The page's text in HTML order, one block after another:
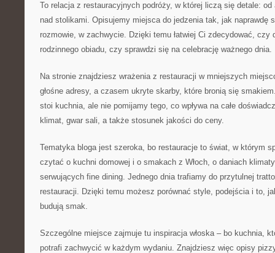
To relacja z restauracyjnych podróży, w której liczą się detale: od
nad stolikami. Opisujemy miejsca do jedzenia tak, jak naprawdę
rozmowie, w zachwycie. Dzięki temu łatwiej Ci zdecydować, czy
rodzinnego obiadu, czy sprawdzi się na celebrację ważnego dnia.
Na stronie znajdziesz wrażenia z restauracji w mniejszych
głośne adresy, a czasem ukryte skarby, które bronią się
stoi kuchnia, ale nie pomijamy tego, co wpływa na całe
klimat, gwar sali, a także stosunek jakości do ceny.
Tematyka bloga jest szeroka, bo restauracje to świat, w którym
czytać o kuchni domowej i o smakach z Włoch, o daniach
serwujących fine dining. Jednego dnia trafiamy do przytulnej
restauracji. Dzięki temu możesz porównać style, podejścia i to,
budują smak.
Szczególne miejsce zajmuje tu inspiracja włoska – bo kuchnia,
potrafi zachwycić w każdym wydaniu. Znajdziesz więc opisy